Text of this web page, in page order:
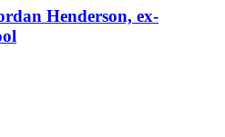
Henderson, ex-